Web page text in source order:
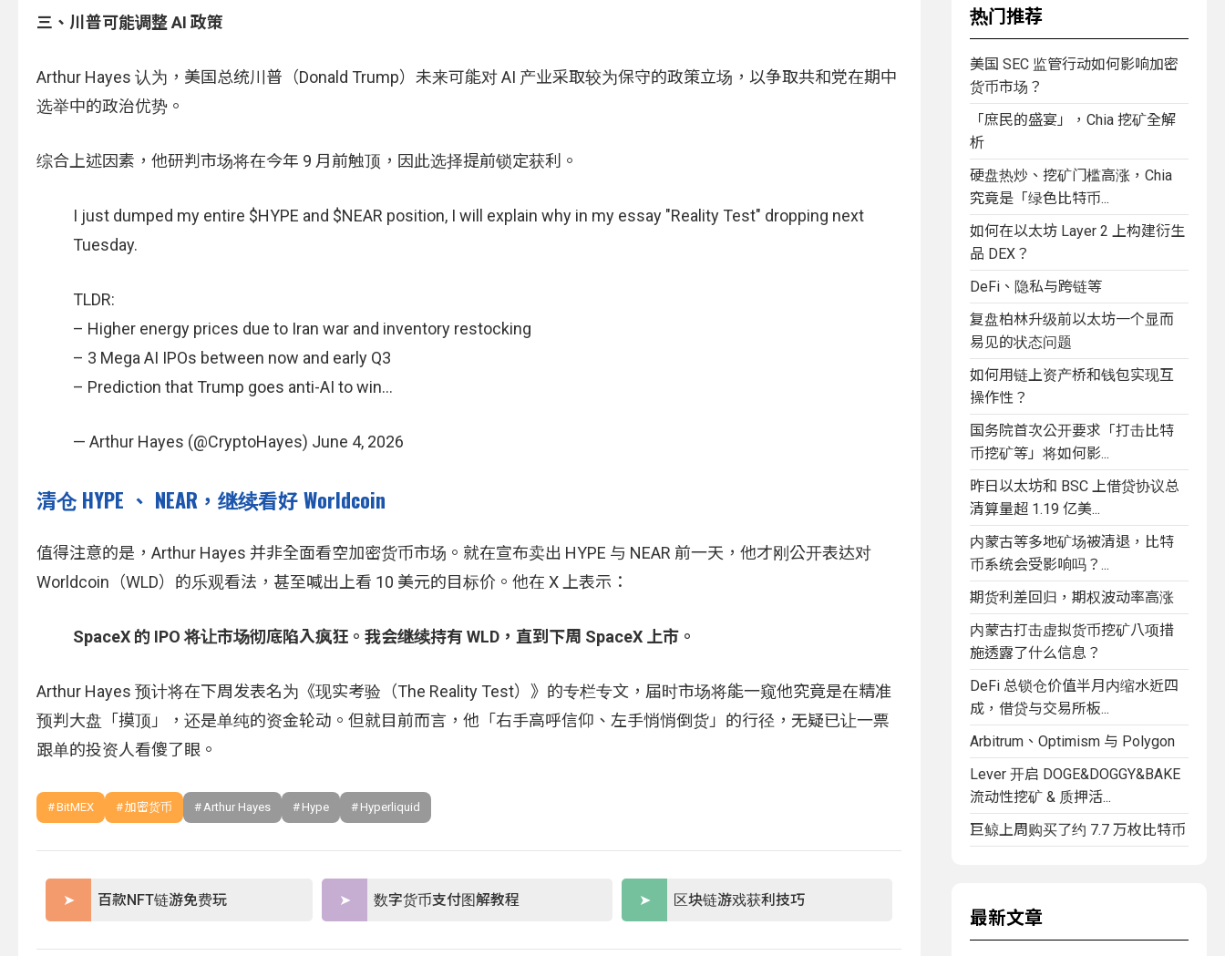
三、川普可能调整 AI 政策
Arthur Hayes 认为，美国总统川普（Donald Trump）未来可能对 AI 产业采取较为保守的政策立场，以争取共和党在期中
选举中的政治优势。
综合上述因素，他研判市场将在今年 9 月前触顶，因此选择提前锁定获利。
I just dumped my entire $HYPE and $NEAR position, I will explain why in my essay "Reality Test" dropping next
Tuesday.
TLDR:
– Higher energy prices due to Iran war and inventory restocking
– 3 Mega AI IPOs between now and early Q3
– Prediction that Trump goes anti-AI to win…
— Arthur Hayes (@CryptoHayes) June 4, 2026
清仓 HYPE 、 NEAR，继续看好 Worldcoin
值得注意的是，Arthur Hayes 并非全面看空加密货币市场。就在宣布卖出 HYPE 与 NEAR 前一天，他才刚公开表达对
Worldcoin（WLD）的乐观看法，甚至喊出上看 10 美元的目标价。他在 X 上表示：
SpaceX 的 IPO 将让市场彻底陷入疯狂。我会继续持有 WLD，直到下周 SpaceX 上市。
Arthur Hayes 预计将在下周发表名为《现实考验（The Reality Test）》的专栏专文，届时市场将能一窥他究竟是在精准
预判大盘「摸顶」，还是单纯的资金轮动。但就目前而言，他「右手高呼信仰、左手悄悄倒货」的行径，无疑已让一票
跟单的投资人看傻了眼。
BitMEX 加密货币 Arthur Hayes Hype Hyperliquid
百款NFT链游免费玩 数字货币支付图解教程 区块链游戏获利技巧
热门推荐
美国 SEC 监管行动如何影响加密
货币市场？
「庶民的盛宴」，Chia 挖矿全解
析
硬盘热炒、挖矿门槛高涨，Chia
究竟是「绿色比特币...
如何在以太坊 Layer 2 上构建衍生
品 DEX？
DeFi、隐私与跨链等
复盘柏林升级前以太坊一个显而
易见的状态问题
如何用链上资产桥和钱包实现互
操作性？
国务院首次公开要求「打击比特
币挖矿等」将如何影...
昨日以太坊和 BSC 上借贷协议总
清算量超 1.19 亿美...
内蒙古等多地矿场被清退，比特
币系统会受影响吗？...
期货利差回归，期权波动率高涨
内蒙古打击虚拟货币挖矿八项措
施透露了什么信息？
DeFi 总锁仓价值半月内缩水近四
成，借贷与交易所板...
Arbitrum、Optimism 与 Polygon
Lever 开启 DOGE&DOGGY&BAKE
流动性挖矿 & 质押活...
巨鲸上周购买了约 7.7 万枚比特币
最新文章